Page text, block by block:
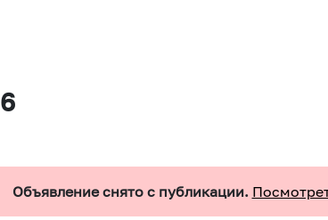
Объявление снято с публикации.